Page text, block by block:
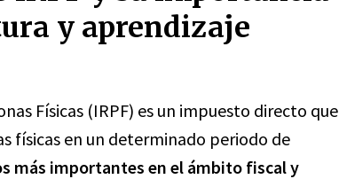
y aprendizaje
Físicas (IRPF) es un impuesto directo que
físicas en un determinado periodo de
más importantes en el ámbito fiscal y